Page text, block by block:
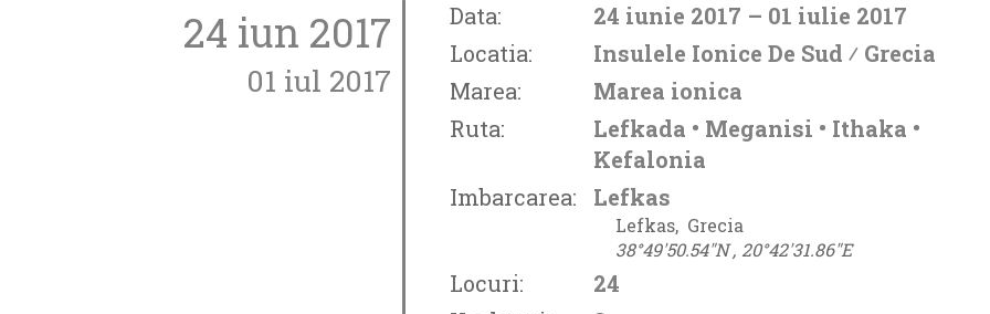
24 iun 2017
01 iul 2017
Data: 24 iunie 2017 – 01 iulie 2017
Locatia:
Insulele Ionice De Sud ⁄ Grecia
Marea:
Marea ionica
Ruta:
Lefkada • Meganisi • Ithaka •
Kefalonia
Imbarcarea:
Lefkas
Lefkas‚ Grecia
38°49'50.54"N ‚ 20°42'31.86"E
Locuri:
24